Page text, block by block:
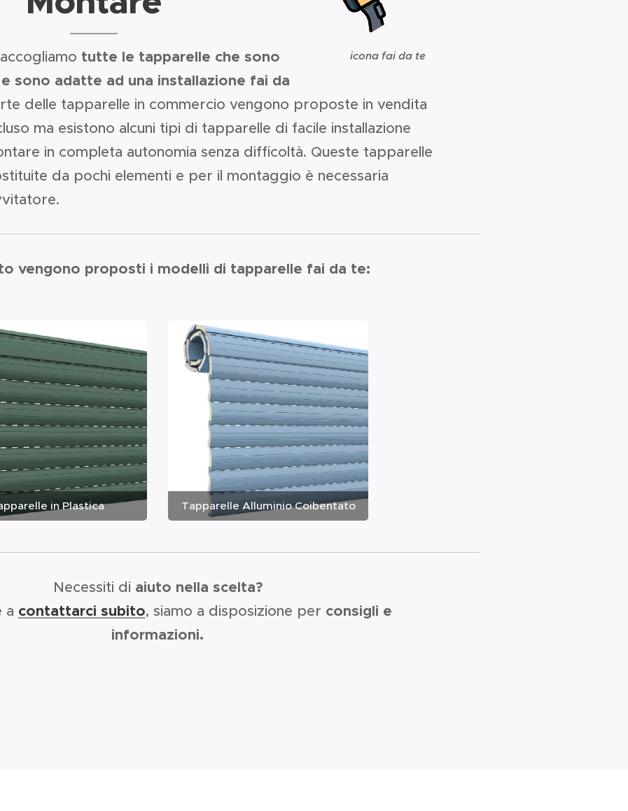
icona fai da te
tutte le tapparelle che sono
sono adatte ad una installazione fai da
delle tapparelle in commercio vengono proposte in vendita
ma esistono alcuni tipi di tapparelle di facile installazione
in completa autonomia senza difficoltà. Queste tapparelle
da pochi elementi e per il montaggio è necessaria
vengono proposti i modelli di tapparelle fai da te:
in Plastica Tapparelle Alluminio Coibentato
Necessiti di aiuto nella scelta?
a contattarci subito, siamo a disposizione per consigli e
informazioni.